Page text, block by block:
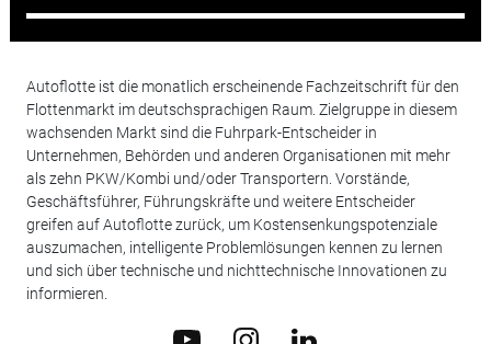
Autoflotte ist die monatlich erscheinende Fachzeitschrift für den
Flottenmarkt im deutschsprachigen Raum. Zielgruppe in diesem
wachsenden Markt sind die Fuhrpark-Entscheider in
Unternehmen, Behörden und anderen Organisationen mit mehr
als zehn PKW/Kombi und/oder Transportern. Vorstände,
Geschäftsführer, Führungskräfte und weitere Entscheider
greifen auf Autoflotte zurück, um Kostensenkungspotenziale
auszumachen, intelligente Problemlösungen kennen zu lernen
und sich über technische und nichttechnische Innovationen zu
informieren.